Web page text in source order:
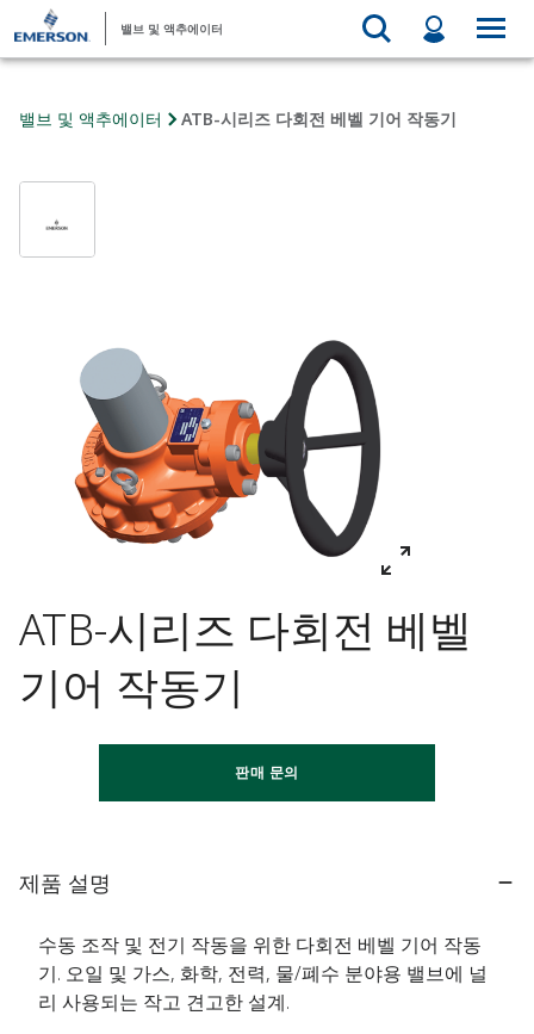
밸브 및 액추에이터
밸브 및 액추에이터 ATB-시리즈 다회전 베벨 기어 작동기
ATB-시리즈 다회전 베벨
기어 작동기
판매 문의
제품 설명
수동 조작 및 전기 작동을 위한 다회전 베벨 기어 작동
기. 오일 및 가스, 화학, 전력, 물/폐수 분야용 밸브에 널
리 사용되는 작고 견고한 설계.